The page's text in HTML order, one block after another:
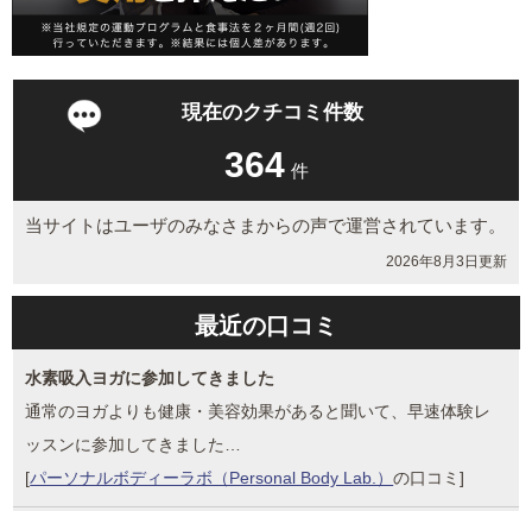
現在のクチコミ件数
364 件
当サイトはユーザのみなさまからの声で運営されています。
2026年8月3日更新
最近の口コミ
水素吸入ヨガに参加してきました
通常のヨガよりも健康・美容効果があると聞いて、早速体験レ
ッスンに参加してきました…
[パーソナルボディーラボ（Personal Body Lab.）の口コミ]